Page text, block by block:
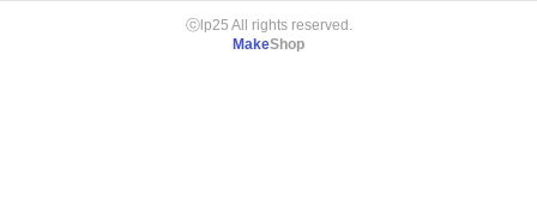
ⓒlp25 All rights reserved.
MakeShop